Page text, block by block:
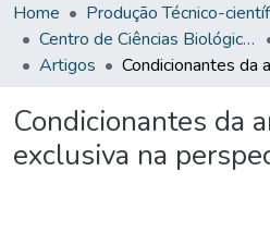
Home
Produção Técnico-
Centro de Ciências Biológicas e da Saúde
Artigos
Condicionantes da
exclusiva na